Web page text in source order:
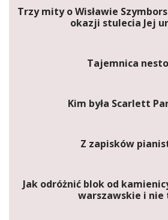
Trzy mity o Wisławie
okazji stulecia Jej
Tajemnica
Kim była Scarlett
Z zapisków
Jak odróżnić blok od
warszawskie i nie